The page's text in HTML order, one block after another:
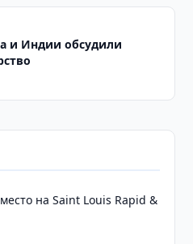
и Индии обсудили
на Saint Louis Rapid &